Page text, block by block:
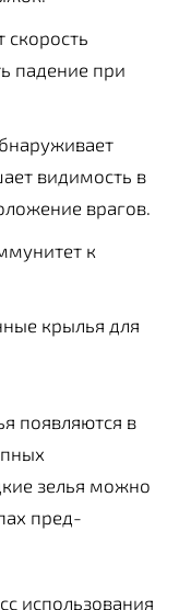
скорость
падение при
видимость в
врагов.
к
крылья для
появляются в
зелья можно
пред-
использования